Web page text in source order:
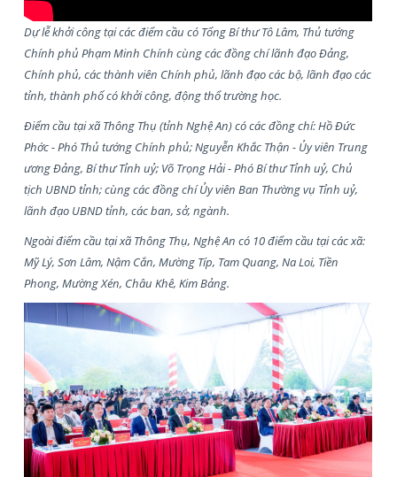
Dự lễ khởi công tại các điểm cầu có Tổng Bí thư Tô Lâm, Thủ tướng
Chính phủ Phạm Minh Chính cùng các đồng chí lãnh đạo Đảng,
Chính phủ, các thành viên Chính phủ, lãnh đạo các bộ, lãnh đạo các
tỉnh, thành phố có khởi công, động thổ trường học.
Điểm cầu tại xã Thông Thụ (tỉnh Nghệ An) có các đồng chí: Hồ Đức
Phớc - Phó Thủ tướng Chính phủ; Nguyễn Khắc Thận - Ủy viên Trung
ương Đảng, Bí thư Tỉnh uỷ; Võ Trọng Hải - Phó Bí thư Tỉnh uỷ, Chủ
tịch UBND tỉnh; cùng các đồng chí Ủy viên Ban Thường vụ Tỉnh uỷ,
lãnh đạo UBND tỉnh, các ban, sở, ngành.
Ngoài điểm cầu tại xã Thông Thụ, Nghệ An có 10 điểm cầu tại các xã:
Mỹ Lý, Sơn Lâm, Nậm Cắn, Mường Típ, Tam Quang, Na Loi, Tiền
Phong, Mường Xén, Châu Khê, Kim Bảng.